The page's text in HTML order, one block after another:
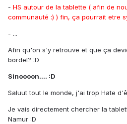
- HS autour de la tablette ( afin de
communauté :) ) fin, ça pourrait etre
- ...
Afin qu'on s'y retrouve et que ça
bordel? :D
Sinoooon.... :D
Saluut tout le monde, j'ai trop Hate
Je vais directement chercher la
Namur :D